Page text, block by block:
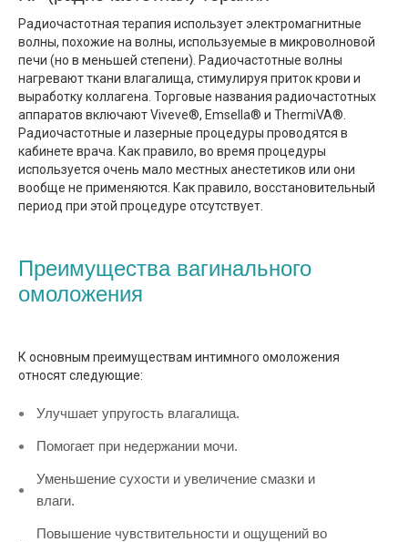
Радиочастотная терапия использует электромагнитные
волны, похожие на волны, используемые в микроволновой
печи (но в меньшей степени). Радиочастотные волны
нагревают ткани влагалища, стимулируя приток крови и
выработку коллагена. Торговые названия радиочастотных
аппаратов включают Viveve®, Emsella® и ThermiVA®.
Радиочастотные и лазерные процедуры проводятся в
кабинете врача. Как правило, во время процедуры
используется очень мало местных анестетиков или они
вообще не применяются. Как правило, восстановительный
период при этой процедуре отсутствует.
Преимущества вагинального
омоложения
К основным преимуществам интимного омоложения
относят следующие:
Улучшает упругость влагалища.
Помогает при недержании мочи.
Уменьшение сухости и увеличение смазки и
влаги.
Повышение чувствительности и ощущений во